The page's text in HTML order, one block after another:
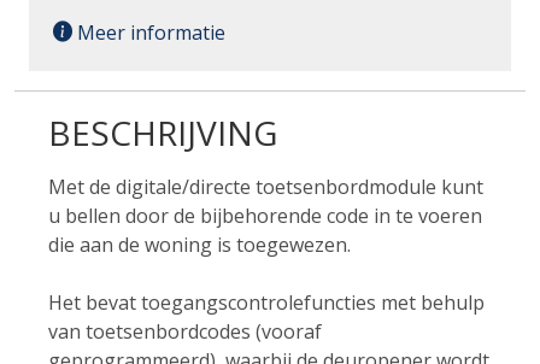
Meer informatie
BESCHRIJVING
Met de digitale/directe toetsenbordmodule kunt
u bellen door de bijbehorende code in te voeren
die aan de woning is toegewezen.
Het bevat toegangscontrolefuncties met behulp
van toetsenbordcodes (vooraf